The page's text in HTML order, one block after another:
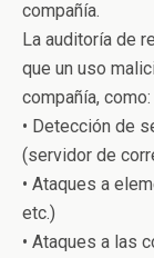
compañía.
La auditoría de
que un uso
compañía, como:
• Detección de
(servidor de
• Ataques a
etc.)
• Ataques a las